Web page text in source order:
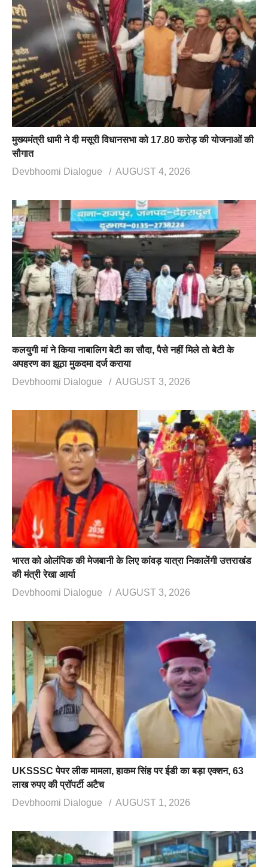
मुख्यमंत्री धामी ने दी मसूरी विधानसभा को 17.80 करोड़ की योजनाओं की
सौगात
Devbhoomi Dialogue
AUGUST 4, 2026
कलयुगी मां ने किया नाबालिग बेटी का सौदा, पैसे नहीं मिले तो बेटी के
अपहरण का झूठा मुकदमा दर्ज कराया
Devbhoomi Dialogue
AUGUST 3, 2026
भारत को ओलंपिक की मेजबानी के लिए कांवड़ यात्रा निकालेंगी उत्तराखंड
की मंत्री रेखा आर्या
Devbhoomi Dialogue
AUGUST 3, 2026
UKSSSC पेपर लीक मामला, हाकम सिंह पर ईडी का बड़ा एक्शन, 63
लाख रुपए की प्रॉपर्टी अटैच
Devbhoomi Dialogue
AUGUST 1, 2026